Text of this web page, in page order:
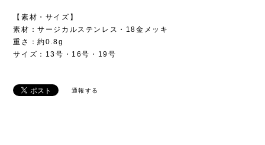
【素材・サイズ】
素材：サージカルステンレス・18金メッキ
重さ：約0.8g
サイズ：13号・16号・19号
通報する